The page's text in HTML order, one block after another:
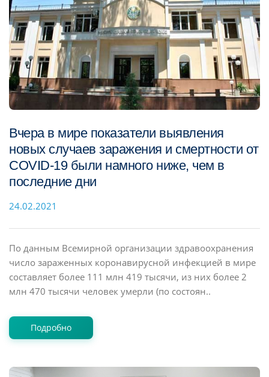
Вчера в мире показатели выявления
новых случаев заражения и смертности от
COVID-19 были намного ниже, чем в
последние дни
24.02.2021
По данным Всемирной организации здравоохранения
число зараженных коронавирусной инфекцией в мире
составляет более 111 млн 419 тысячи, из них более 2
млн 470 тысячи человек умерли (по состоян..
Подробно